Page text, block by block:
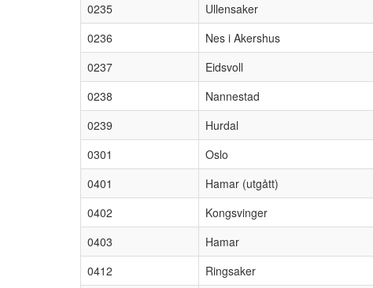
0235
Ullensaker
0236
Nes i Akershus
0237
Eidsvoll
0238
Nannestad
0239
Hurdal
0301
Oslo
0401
Hamar (utgått)
0402
Kongsvinger
0403
Hamar
0412
Ringsaker